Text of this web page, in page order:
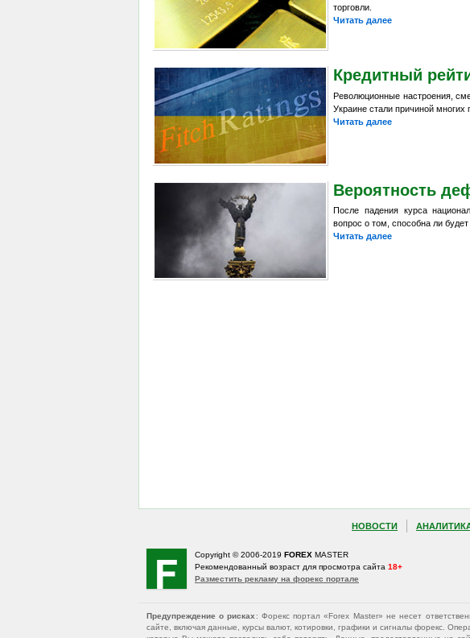
торговли.
Читать далее
Кредитный
Революционные настроения,
Украине стали причиной многих
Читать далее
Вероятность
После падения курса
вопрос о том, способна ли
Читать далее
НОВОСТИ
Copyright © 2006-2019 FOREX MASTER
Рекомендованный возраст для просмотра сайта 18+
Разместить рекламу на форекс портале
Предупреждение о рисках : Форекс портал «Forex Master» не несет
сайте, включая данные, курсы валют, котировки, графики и сигналы форекс.